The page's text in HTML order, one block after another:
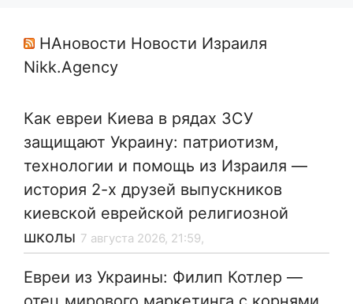
НАновости Новости Израиля
Nikk.Agency
Как евреи Киева в рядах ЗСУ
защищают Украину: патриотизм,
технологии и помощь из Израиля —
история 2-х друзей выпускников
киевской еврейской религиозной
школы 7 августа 2026, 21:59,
Евреи из Украины: Филип Котлер —